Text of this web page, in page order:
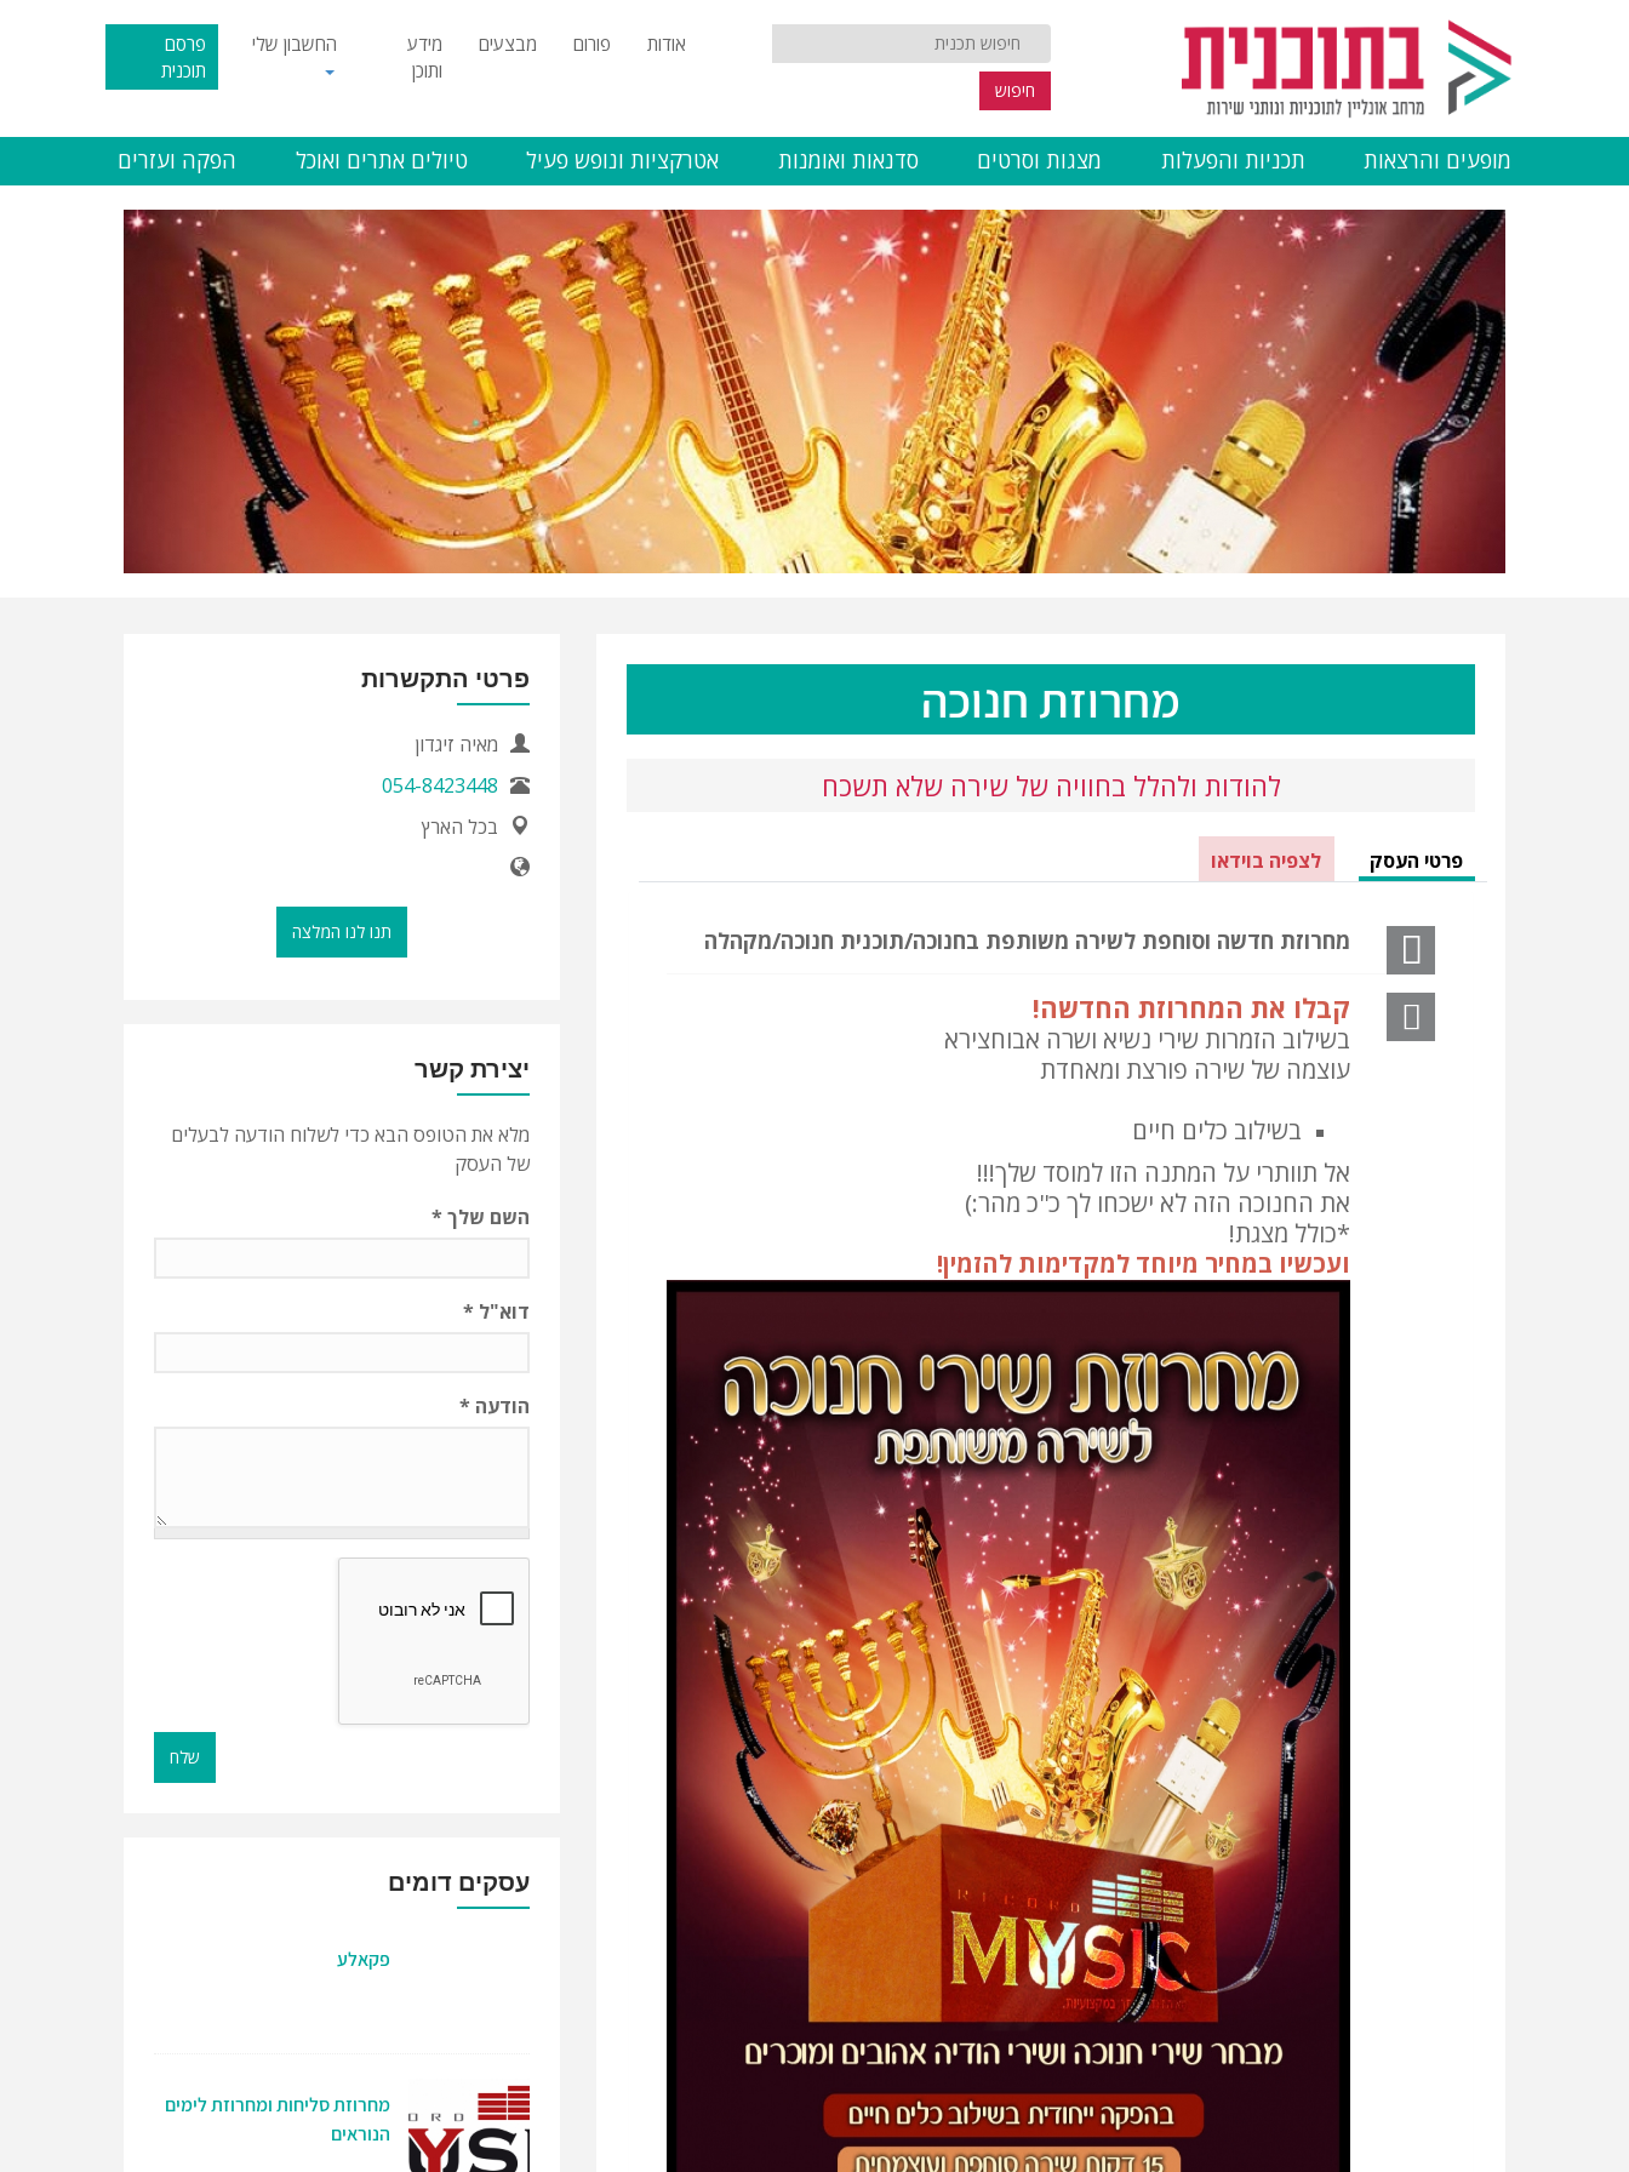
חיפוש
אודות פורום מבצעים
מידע
ותוכן
החשבון שלי
פרסם
תוכנית
מופעים והרצאות תכניות והפעלות מצגות וסרטים סדנאות ואומנות אטרקציות ונופש פעיל טיולים אתרים ואוכל הפקה ועזרים
מחרוזת חנוכה
להודות ולהלל בחוויה של שירה שלא תשכח
TABS
פרטי העסק (לשונית
פעילה)
לצפיה בוידאו
מחרוזת חדשה וסוחפת לשירה משותפת בחנוכה/תוכנית חנוכה/מקהלה
קבלו את המחרוזת החדשה!
בשילוב הזמרות שירי נשיא ושרה אבוחצירא
עוצמה של שירה פורצת ומאחדת
בשילוב כלים חיים
אל תוותרי על המתנה הזו למוסד שלך!!!
את החנוכה הזה לא ישכחו לך כ''כ מהר:)
*כולל מצגת!
ועכשיו במחיר מיוחד למקדימות להזמין!
פרטי התקשרות
מאיה זיגדון
054-8423448
בכל הארץ
תנו לנו המלצה
יצירת קשר
מלא את הטופס הבא כדי לשלוח הודעה לבעלים
של העסק
השם שלך*
דוא"ל *
הודעה *
שלח
עסקים דומים
פקאלע
מחרוזת סליחות ומחרוזת לימים
הנוראים